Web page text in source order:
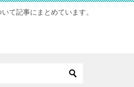
て記事にまとめています。